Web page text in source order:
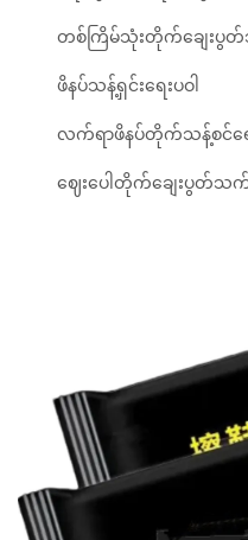
တစ်ကြိမ်သုံးတိုက်ချေးပွတ်
ဖိနပ်သန့်ရှင်းရေးပဝါ
လက်ရာဖိနပ်တိုက်သန့်စင်ရေ
ဈေးပေါတိုက်ချေးပွတ်သက်